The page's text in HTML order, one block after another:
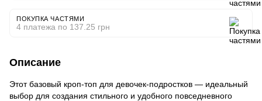
ПОКУПКА ЧАСТЯМИ
4 платежа по 137.25 грн
Описание
Этот базовый кроп-топ для девочек-подростков — идеальный
выбор для создания стильного и удобного повседневного